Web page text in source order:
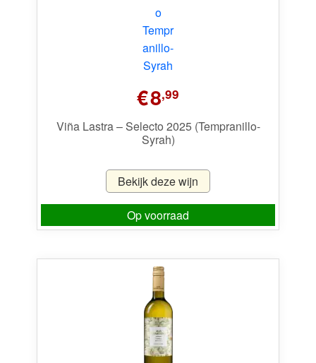
€8,99
Viña Lastra – Selecto 2025 (Tempranillo-
Syrah)
Bekijk deze wijn
Op voorraad